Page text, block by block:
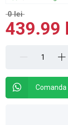
0 lei
439.99